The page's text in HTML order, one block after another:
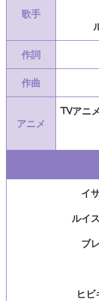
歌手
作詞
作曲
アニメ
TVアニ
イ
ルイ
ブ
ヒ